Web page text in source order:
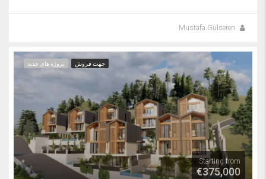
Mustafa Gülseren
جهت فروش پروژه های جدید
Starting from
€375,000